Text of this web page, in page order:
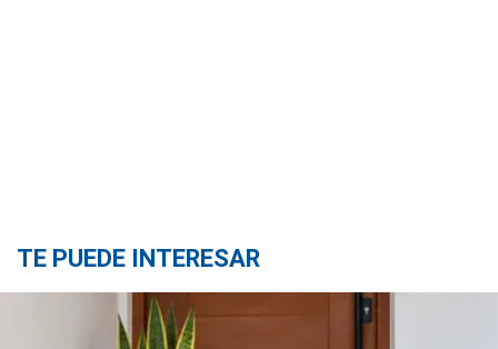
TE PUEDE INTERESAR